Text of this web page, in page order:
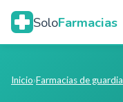
SoloFarmacias
Inicio›Farmacias de guardia